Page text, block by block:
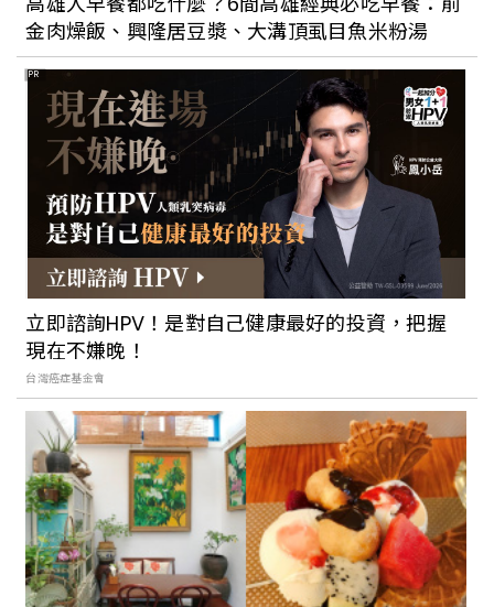
金肉燥飯、興隆居豆漿、大溝頂虱目魚米粉湯
PR
立即諮詢HPV！是對自己健康最好的投資，把握
現在不嫌晚！
台灣癌症基金會